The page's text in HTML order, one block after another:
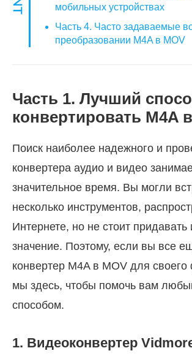
мобильных устройствах
Часть 4. Часто задаваемые
преобразовании M4A в MOV
Часть 1. Лучший
конвертировать M4A
Поиск наиболее надежного и
конвертера аудио и видео
значительное время. Вы могли
несколько инструментов,
Интернете, но не стоит
значение. Поэтому, если вы все
конвертер M4A в MOV для
мы здесь, чтобы помочь вам
способом.
1. Видеоконвертер